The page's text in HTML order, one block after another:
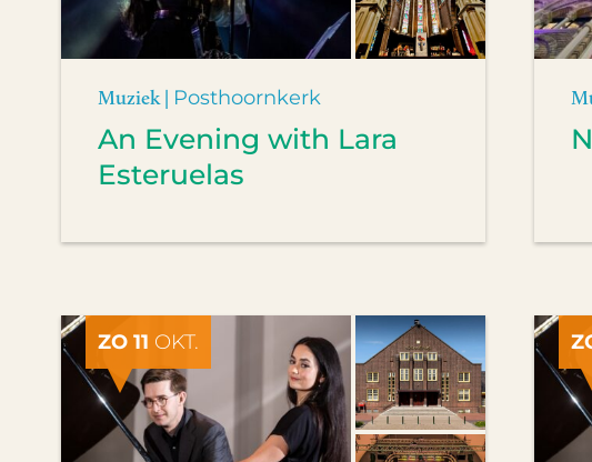
Muziek | Posthoornkerk
An Evening with Lara
Esteruelas
ZO 11 OKT.